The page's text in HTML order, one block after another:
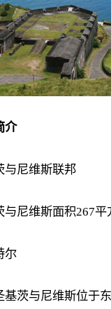
介
尼维斯联邦
尼维斯面积267平
尔
茨与尼维斯位于东